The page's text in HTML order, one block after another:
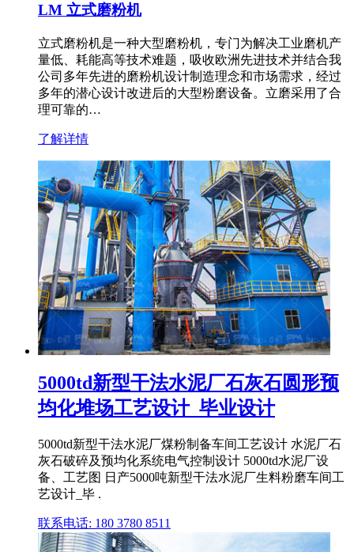
LM 立式磨粉机
立式磨粉机是一种大型磨粉机，专门为解决工业磨机产
量低、耗能高等技术难题，吸收欧洲先进技术并结合我
公司多年先进的磨粉机设计制造理念和市场需求，经过
多年的潜心设计改进后的大型粉磨设备。立磨采用了合
理可靠的…
了解详情
5000td新型干法水泥厂石灰石圆形预
均化堆场工艺设计_毕业设计
5000td新型干法水泥厂煤粉制备车间工艺设计 水泥厂石
灰石破碎及预均化系统电气控制设计 5000td水泥厂设
备、工艺图 日产5000吨新型干法水泥厂生料粉磨车间工
艺设计_毕 .
联系电话: 180 3780 8511